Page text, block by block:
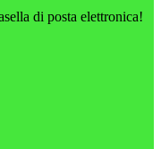
di posta elettronica!